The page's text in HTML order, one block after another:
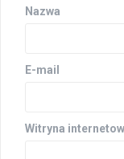
Nazwa
E-mail
Witryna